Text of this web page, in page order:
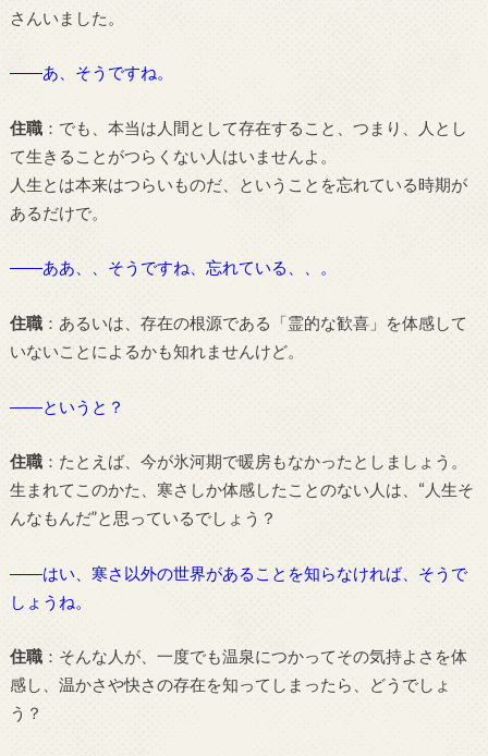
さんいました。
――あ、そうですね。
住職：でも、本当は人間として存在すること、つまり、人とし
て生きることがつらくない人はいませんよ。
人生とは本来はつらいものだ、ということを忘れている時期が
あるだけで。
――ああ、、そうですね、忘れている、、。
住職：あるいは、存在の根源である「霊的な歓喜」を体感して
いないことによるかも知れませんけど。
――というと？
住職：たとえば、今が氷河期で暖房もなかったとしましょう。
生まれてこのかた、寒さしか体感したことのない人は、“人生そ
んなもんだ”と思っているでしょう？
――はい、寒さ以外の世界があることを知らなければ、そうで
しょうね。
住職：そんな人が、一度でも温泉につかってその気持よさを体
感し、温かさや快さの存在を知ってしまったら、どうでしょ
う？